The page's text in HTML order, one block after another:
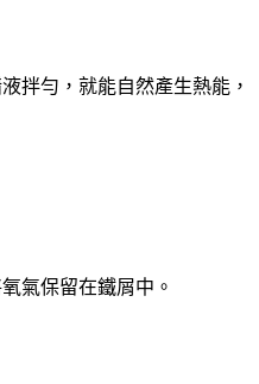
拌勻，就能自然產生熱能，
氣保留在鐵屑中。